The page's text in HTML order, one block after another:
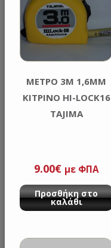
MΕΤΡΟ 3M 1,6MM
ΚΙΤΡΙΝΟ HI-LOCK16
TAJIMA
9.00€ με ΦΠΑ
Προσθήκη στο
καλάθι